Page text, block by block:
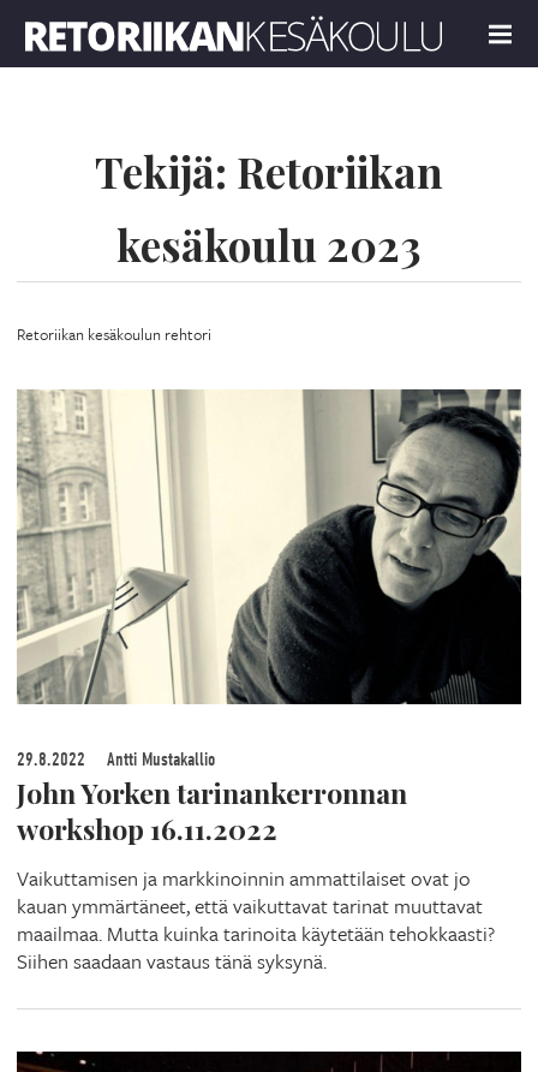
MENU
Tekijä: Retoriikan
kesäkoulu 2023
Retoriikan kesäkoulun rehtori
29.8.2022 Antti Mustakallio
John Yorken tarinankerronnan
workshop 16.11.2022
Vaikuttamisen ja markkinoinnin ammattilaiset ovat jo
kauan ymmärtäneet, että vaikuttavat tarinat muuttavat
maailmaa. Mutta kuinka tarinoita käytetään tehokkaasti?
Siihen saadaan vastaus tänä syksynä.